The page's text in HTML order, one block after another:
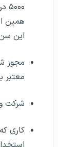
همین
این
مجوز
معتبر
شرکت
کاری